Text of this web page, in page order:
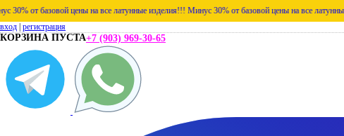
цены на все латунные изделия!!! Минус 30% от базовой цены на все латунные изделия!!!
вход регистрация
КОРЗИНА ПУСТА+7 (903) 969-30-65